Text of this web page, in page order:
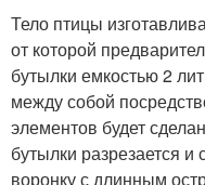
Тело птицы
от которой
бутылки емкостью 2
между собой
элементов будет
бутылки разрезается и
воронку с длинным